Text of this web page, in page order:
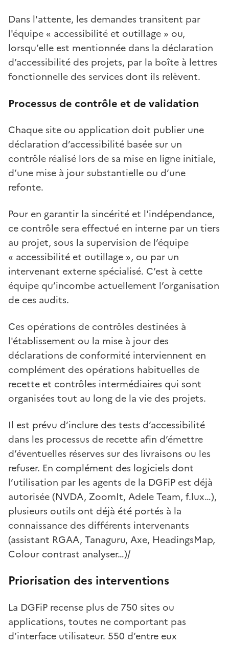
Dans l'attente, les demandes transitent par
l'équipe « accessibilité et outillage » ou,
lorsqu’elle est mentionnée dans la déclaration
d’accessibilité des projets, par la boîte à lettres
fonctionnelle des services dont ils relèvent.
Processus de contrôle et de validation
Chaque site ou application doit publier une
déclaration d’accessibilité basée sur un
contrôle réalisé lors de sa mise en ligne initiale,
d’une mise à jour substantielle ou d’une
refonte.
Pour en garantir la sincérité et l'indépendance,
ce contrôle sera effectué en interne par un tiers
au projet, sous la supervision de l’équipe
« accessibilité et outillage », ou par un
intervenant externe spécialisé. C’est à cette
équipe qu’incombe actuellement l’organisation
de ces audits.
Ces opérations de contrôles destinées à
l'établissement ou la mise à jour des
déclarations de conformité interviennent en
complément des opérations habituelles de
recette et contrôles intermédiaires qui sont
organisées tout au long de la vie des projets.
Il est prévu d’inclure des tests d’accessibilité
dans les processus de recette afin d’émettre
d’éventuelles réserves sur des livraisons ou les
refuser. En complément des logiciels dont
l’utilisation par les agents de la DGFiP est déjà
autorisée (NVDA, ZoomIt, Adele Team, f.lux…),
plusieurs outils ont déjà été portés à la
connaissance des différents intervenants
(assistant RGAA, Tanaguru, Axe, HeadingsMap,
Colour contrast analyser…)/
Priorisation des interventions
La DGFiP recense plus de 750 sites ou
applications, toutes ne comportant pas
d’interface utilisateur. 550 d’entre eux